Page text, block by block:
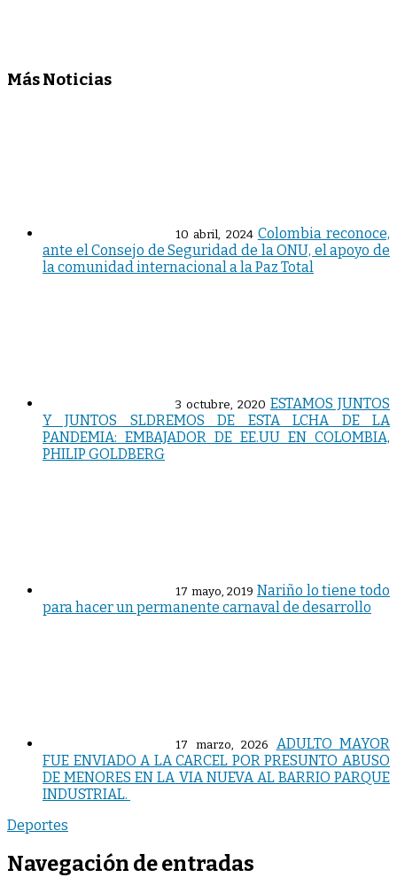
Más Noticias
10 abril, 2024 Colombia reconoce,
ante el Consejo de Seguridad de la ONU, el apoyo de
la comunidad internacional a la Paz Total
3 octubre, 2020 ESTAMOS JUNTOS
Y JUNTOS SLDREMOS DE ESTA LCHA DE LA
PANDEMIA: EMBAJADOR DE EE.UU EN COLOMBIA,
PHILIP GOLDBERG
17 mayo, 2019 Nariño lo tiene todo
para hacer un permanente carnaval de desarrollo
17 marzo, 2026
ADULTO MAYOR
FUE ENVIADO A LA CARCEL POR PRESUNTO ABUSO
DE MENORES EN LA VIA NUEVA AL BARRIO PARQUE
INDUSTRIAL.
Deportes
Navegación de entradas